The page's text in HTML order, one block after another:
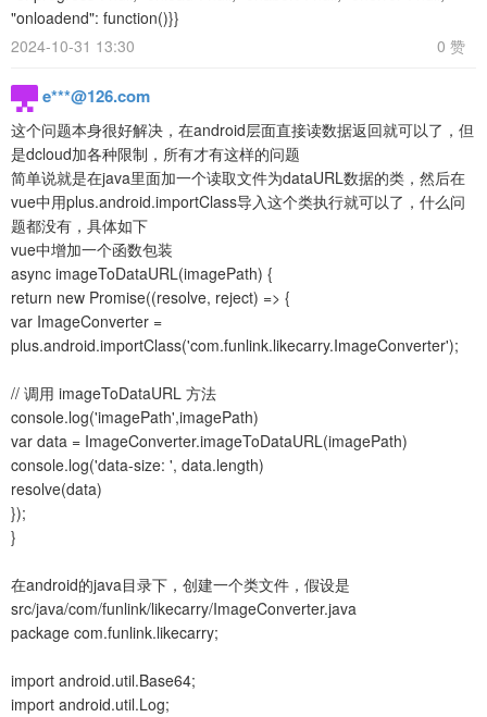
"onloadend": function()}}
2024-10-31 13:30
0 赞
e***@126.com
这个问题本身很好解决，在android层面直接读数据返回就可以了，但
是dcloud加各种限制，所有才有这样的问题
简单说就是在java里面加一个读取文件为dataURL数据的类，然后在
vue中用plus.android.importClass导入这个类执行就可以了，什么问
题都没有，具体如下
vue中增加一个函数包装
async imageToDataURL(imagePath) {
return new Promise((resolve, reject) => {
var ImageConverter =
plus.android.importClass('com.funlink.likecarry.ImageConverter');
// 调用 imageToDataURL 方法
console.log('imagePath',imagePath)
var data = ImageConverter.imageToDataURL(imagePath)
console.log('data-size: ', data.length)
resolve(data)
});
}
在android的java目录下，创建一个类文件，假设是
src/java/com/funlink/likecarry/ImageConverter.java
package com.funlink.likecarry;
import android.util.Base64;
import android.util.Log;